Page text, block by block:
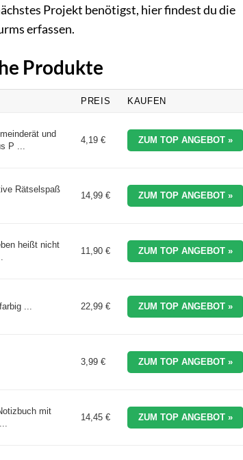
Projekt benötigst, hier findest du die
erfassen.
Produkte
PREIS KAUFEN
und
P ...
4,19 € ZUM TOP ANGEBOT »
Rätselspaß
14,99 € ZUM TOP ANGEBOT »
heißt nicht
11,90 € ZUM TOP ANGEBOT »
... 22,99 € ZUM TOP ANGEBOT »
3,99 € ZUM TOP ANGEBOT »
mit
14,45 € ZUM TOP ANGEBOT »